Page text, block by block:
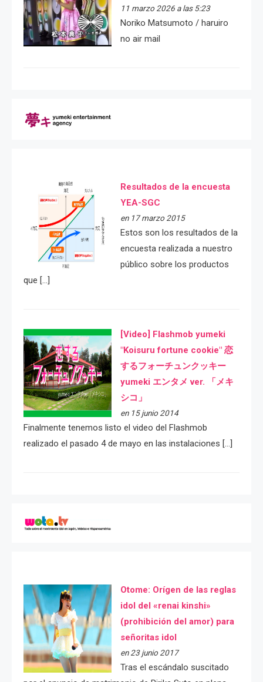
11 marzo 2026 a las 5:23
Noriko Matsumoto / haruiro
no air mail
Resultados de la encuesta
YEA-SGC
en 17 marzo 2015
Estos son los resultados de la
encuesta realizada a nuestro
público sobre los productos
que […]
[Video] Flashmob yumeki
"Koisuru fortune cookie" 恋
するフォーチュンクッキー
yumeki エンタメ ver. 「メキ
シコ」
en 15 junio 2014
Finalmente tenemos listo el video del Flashmob
realizado el pasado 4 de mayo en las instalaciones […]
Otome: Orígen de las reglas
idol del «renai kinshi»
(prohibición del amor) para
señoritas idol
en 23 junio 2017
Tras el escándalo suscitado